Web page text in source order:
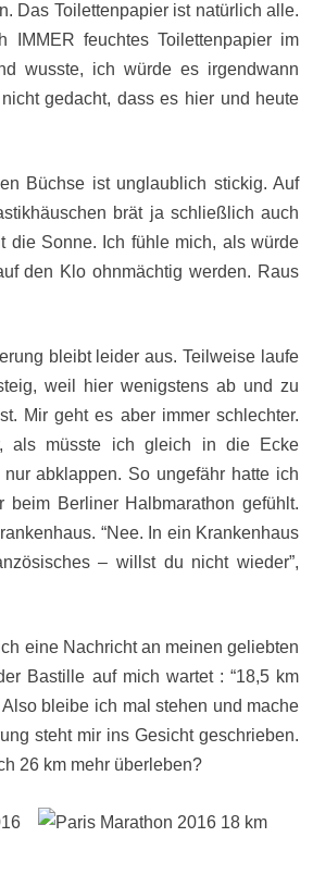
Das Toilettenpapier ist natürlich alle.
IMMER feuchtes Toilettenpapier im
wusste, ich würde es irgendwann
gedacht, dass es hier und heute
Büchse ist unglaublich stickig. Auf
brät ja schließlich auch
die Sonne. Ich fühle mich, als würde
den Klo ohnmächtig werden. Raus
bleibt leider aus. Teilweise laufe
weil hier wenigstens ab und zu
Mir geht es aber immer schlechter.
als müsste ich gleich in die Ecke
abklappen. So ungefähr hatte ich
beim Berliner Halbmarathon gefühlt.
“Nee. In ein Krankenhaus
– willst du nicht wieder”,
eine Nachricht an meinen geliebten
Bastille auf mich wartet : “18,5 km
Also bleibe ich mal stehen und mache
steht mir ins Gesicht geschrieben.
26 km mehr überleben?